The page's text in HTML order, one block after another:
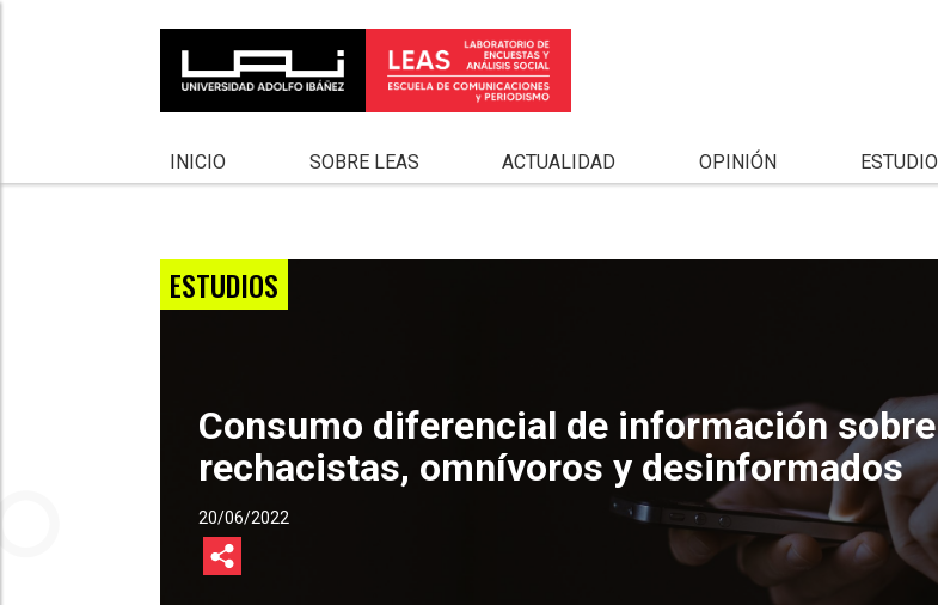
INICIO SOBRE LEAS ACTUALIDAD OPINIÓN
ESTUDIOS
Consumo diferencial de información
rechacistas, omnívoros y desinformados
20/06/2022